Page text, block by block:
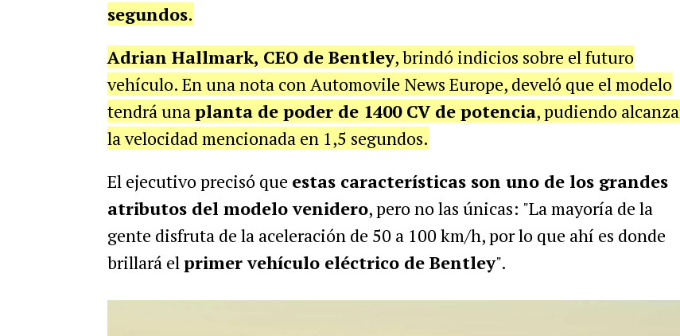
segundos.
Adrian Hallmark, CEO de Bentley, brindó indicios sobre el futuro
vehículo. En una nota con Automovile News Europe, develó que el modelo
tendrá unaplanta de poder de 1400 CV de potencia, pudiendo
la velocidad mencionada en 1,5 segundos.
El ejecutivo precisó que estas características son uno de los grandes
atributos del modelo venidero, pero no las únicas: "La mayoría de la
gente disfruta de la aceleración de 50 a 100 km/h, por lo que ahí es donde
brillará elprimer vehículo eléctrico de Bentley".